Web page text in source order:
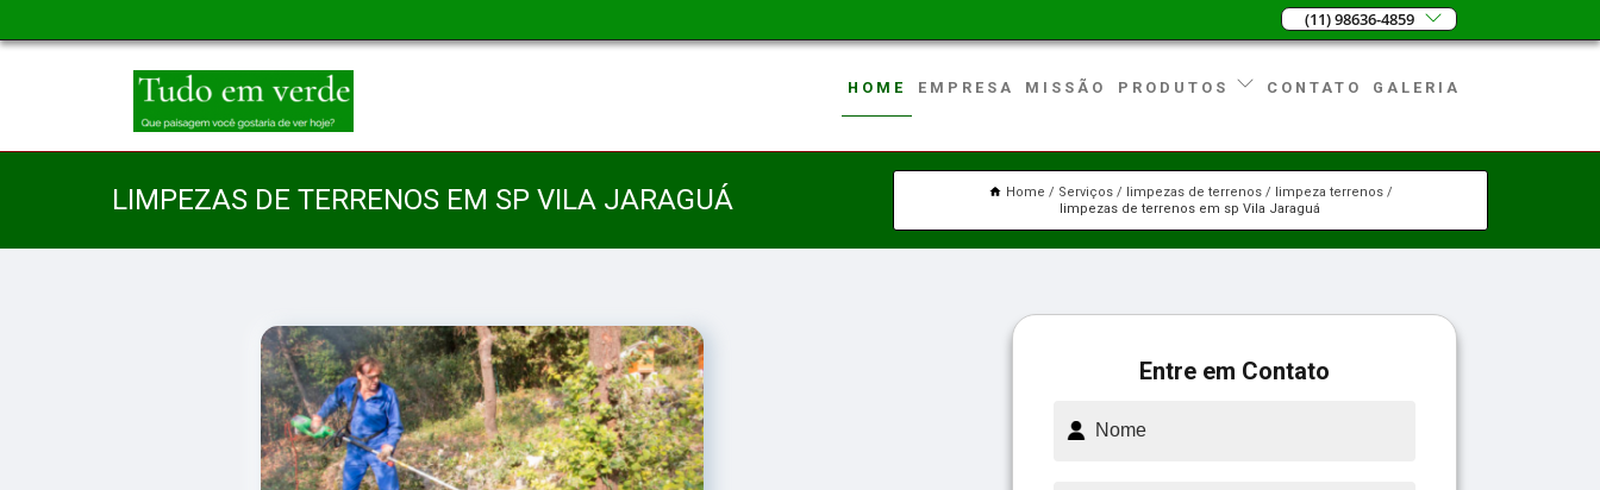
(11) 98636-4859
HOME EMPRESA MISSÃO PRODUTOS CONTATO GALERIA
LIMPEZAS DE TERRENOS EM SP VILA JARAGUÁ Home Serviços limpezas de terrenos
limpeza terrenos
limpezas de terrenos em sp Vila Jaraguá
Entre em Contato